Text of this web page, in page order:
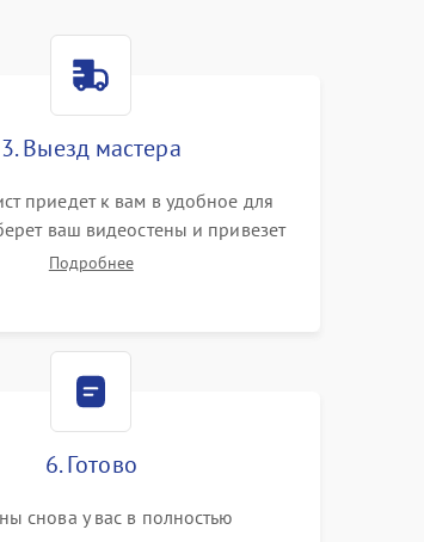
3. Выезд мастера
приедет к вам в удобное для
ваш видеостены и привезет
Подробнее
6. Готово
снова у вас в полностью